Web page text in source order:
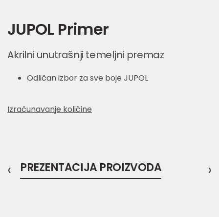
JUPOL Primer
Akrilni unutrašnji temeljni premaz
Odličan izbor za sve boje JUPOL
Izračunavanje količine
PREZENTACIJA PROIZVODA
‹ ›